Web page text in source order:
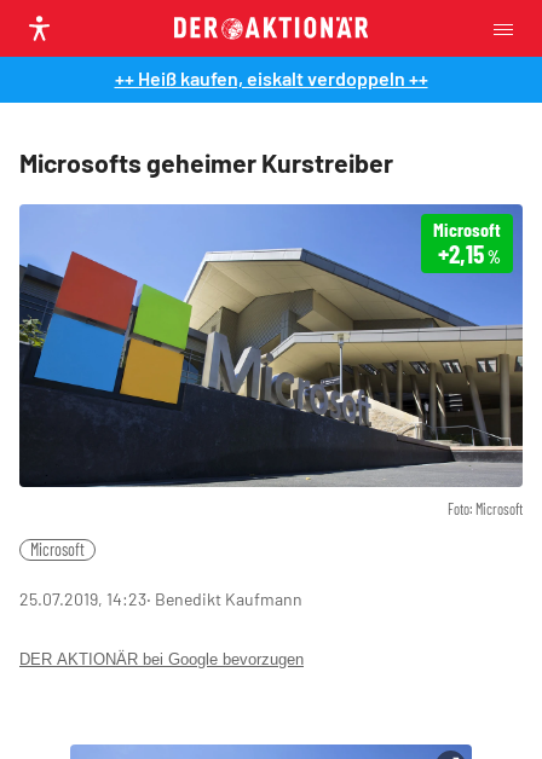
++ Heiß kaufen, eiskalt verdoppeln ++
Microsofts geheimer Kurstreiber
Foto: Microsoft
Microsoft
+2,15%
Microsoft
25.07.2019, 14:23‧ Benedikt Kaufmann
DER AKTIONÄR bei Google bevorzugen